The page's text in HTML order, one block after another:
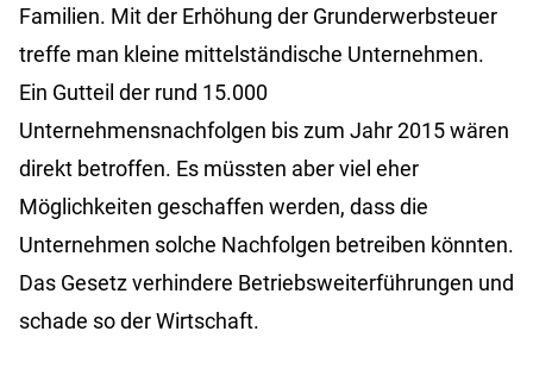
Familien. Mit der Erhöhung der Grunderwerbsteuer
treffe man kleine mittelständische Unternehmen.
Ein Gutteil der rund 15.000
Unternehmensnachfolgen bis zum Jahr 2015 wären
direkt betroffen. Es müssten aber viel eher
Möglichkeiten geschaffen werden, dass die
Unternehmen solche Nachfolgen betreiben könnten.
Das Gesetz verhindere Betriebsweiterführungen und
schade so der Wirtschaft.